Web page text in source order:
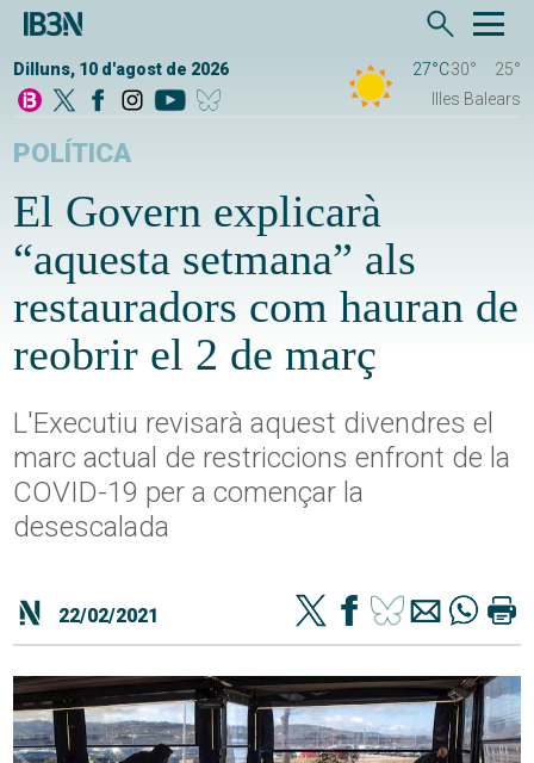
Dilluns, 10 d'agost de 2026 27°C30°
25°
Illes Balears
POLÍTICA
El Govern explicarà
“aquesta setmana” als
restauradors com hauran de
reobrir el 2 de març
L'Executiu revisarà aquest divendres el
marc actual de restriccions enfront de la
COVID-19 per a començar la
desescalada
22/02/2021